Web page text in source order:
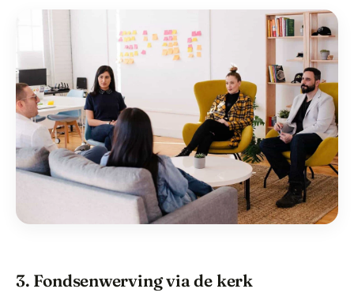
3. Fondsenwerving via de kerk